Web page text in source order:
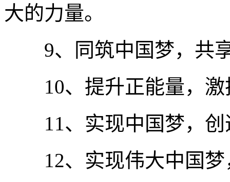
大的力量。
9、同筑中国梦，共
10、提升正能量，激
11、实现中国梦，创
12、实现伟大中国梦